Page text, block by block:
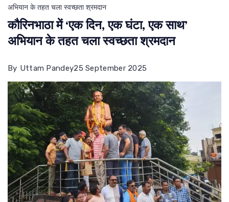
अभियान के तहत चला स्वच्छता श्रमदान
कौरिनभाठा में ‘एक दिन, एक घंटा, एक साथ’
अभियान के तहत चला स्वच्छता श्रमदान
By Uttam Pandey25 September 2025